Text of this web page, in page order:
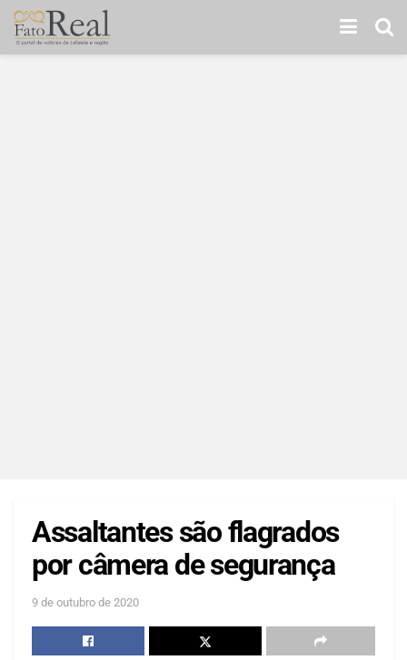
Assaltantes são flagrados
por câmera de segurança
9 de outubro de 2020